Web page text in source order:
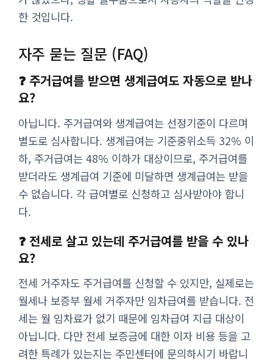
한 것입니다.
자주 묻는 질문 (FAQ)
❓ 주거급여를 받으면 생계급여도 자동으로 받나
요?
아닙니다. 주거급여와 생계급여는 선정기준이 다르며
별도로 심사합니다. 생계급여는 기준중위소득 32% 이
하, 주거급여는 48% 이하가 대상이므로, 주거급여를
받더라도 생계급여 기준에 미달하면 생계급여는 받을
수 없습니다. 각 급여별로 신청하고 심사받아야 합니
다.
❓ 전세로 살고 있는데 주거급여를 받을 수 있나
요?
전세 거주자도 주거급여를 신청할 수 있지만, 실제로는
월세나 보증부 월세 거주자만 임차급여를 받습니다. 전
세는 월 임차료가 없기 때문에 임차급여 지급 대상이
아닙니다. 다만 전세 보증금에 대한 이자 비용 등을 고
려한 특례가 있는지는 주민센터에 문의하시기 바랍니